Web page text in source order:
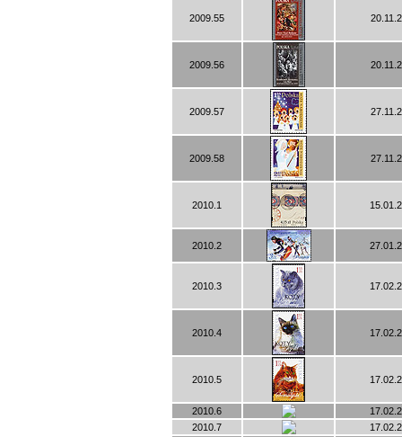
2009.55
2009.56
2009.57
2009.58
2010.1
2010.2
2010.3
2010.4
2010.5
2010.6
2010.7